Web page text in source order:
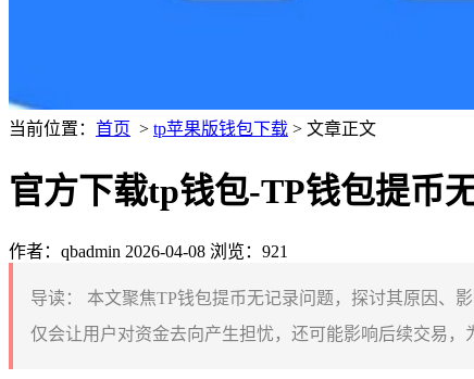
当前位置： 首页 > tp苹果版钱包下载 > 文章正文
官方下载tp钱包-TP钱包提币
作者：qbadmin 2026-04-08 浏览：921
导读：
本文聚焦TP钱包提币无记录问题，探讨其原因、
仅会让用户对资金去向产生担忧，还可能影响后续交易